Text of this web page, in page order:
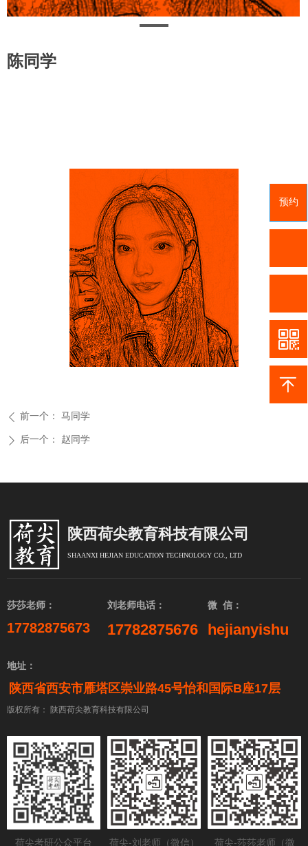
陈同学
ꄴ 前一个： 马同学
ꄲ 后一个： 赵同学
预约
地址：
陕西省西安市雁塔区崇业路45号怡和国际B座17层
莎莎老师：
17782875673
刘老师电话：
17782875676
微 信：
hejianyishu
版权所有： 陕西荷尖教育科技有限公司
荷尖考研公众平台 荷尖-刘老师（微信） 荷尖-莎莎老师（微
陕西荷尖教育科技有限公司
SHAANXI HEJIAN EDUCATION TECHNOLOGY CO., LTD